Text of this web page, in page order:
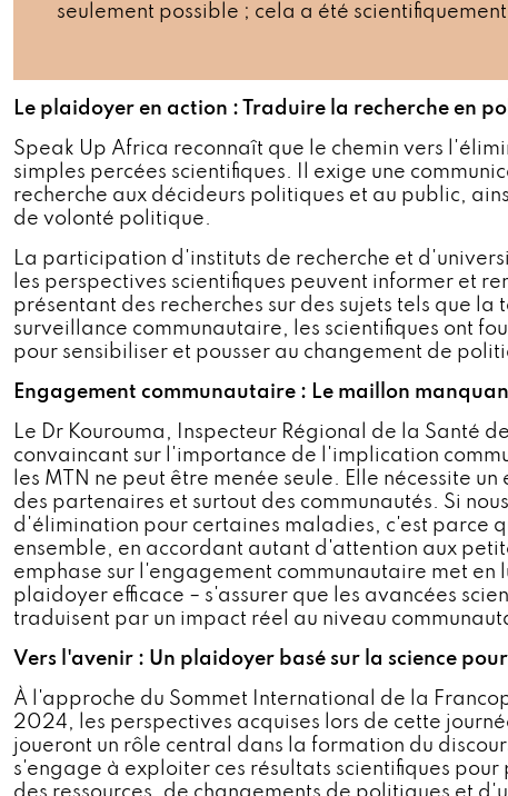
seulement possible ; cela a été
Le plaidoyer en action : Traduire la recherche en
Speak Up Africa reconnaît que le chemin vers
simples percées scientifiques. Il exige une
recherche aux décideurs politiques et au public,
de volonté politique.
La participation d'instituts de recherche et
les perspectives scientifiques peuvent informer et
présentant des recherches sur des sujets tels que la
surveillance communautaire, les scientifiques ont
pour sensibiliser et pousser au changement de
Engagement communautaire : Le maillon
Le Dr Kourouma, Inspecteur Régional de la Santé
convaincant sur l'importance de l'implication
les MTN ne peut être menée seule. Elle nécessite
des partenaires et surtout des communautés. Si
d'élimination pour certaines maladies, c'est parce
ensemble, en accordant autant d'attention aux
emphase sur l'engagement communautaire met en
plaidoyer efficace – s'assurer que les avancées
traduisent par un impact réel au niveau
Vers l'avenir : Un plaidoyer basé sur la science
À l'approche du Sommet International de la
2024, les perspectives acquises lors de cette
joueront un rôle central dans la formation du
s'engage à exploiter ces résultats scientifiques